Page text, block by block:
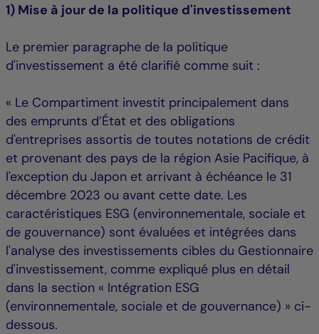
1) Mise à jour de la politique d'investissement
Le premier paragraphe de la politique
d'investissement a été clarifié comme suit :
« Le Compartiment investit principalement dans
des emprunts d’État et des obligations
d'entreprises assortis de toutes notations de crédit
et provenant des pays de la région Asie Pacifique, à
l'exception du Japon et arrivant à échéance le 31
décembre 2023 ou avant cette date. Les
caractéristiques ESG (environnementale, sociale et
de gouvernance) sont évaluées et intégrées dans
l'analyse des investissements cibles du Gestionnaire
d'investissement, comme expliqué plus en détail
dans la section « Intégration ESG
(environnementale, sociale et de gouvernance) » ci-
dessous.